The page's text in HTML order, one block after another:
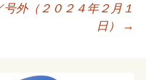
外（２０２４年２月１
日）
→